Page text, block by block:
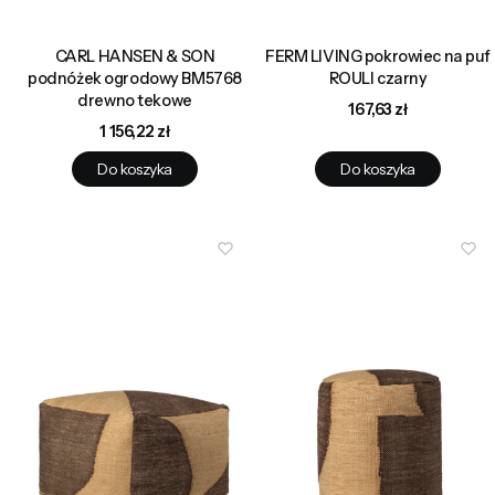
CARL HANSEN & SON
podnóżek ogrodowy BM5768
drewno tekowe
Cena
1 156,22 zł
Do koszyka
FERM LIVING pokrowiec na puf
ROULI czarny
Cena
167,63 zł
Do koszyka